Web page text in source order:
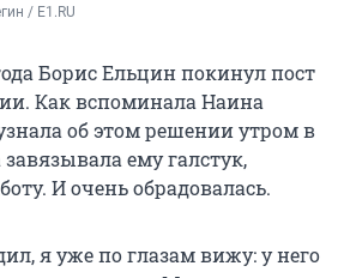
/ E1.RU
Борис Ельцин покинул пост
Как вспоминала Наина
об этом решении утром в
ему галстук,
И очень обрадовалась.
я уже по глазам вижу: у него